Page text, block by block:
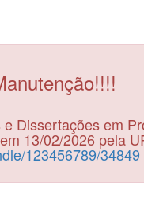
Dissertações em
13/02/2026 pela
123456789/34849